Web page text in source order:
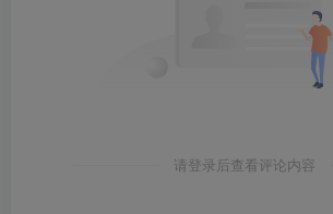
请登录后查看评论内容